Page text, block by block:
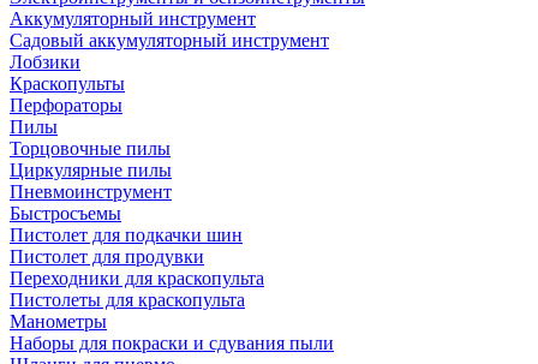
Аккумуляторный инструмент
Садовый аккумуляторный инструмент
Лобзики
Краскопульты
Перфораторы
Пилы
Торцовочные пилы
Циркулярные пилы
Пневмоинструмент
Быстросъемы
Пистолет для подкачки шин
Пистолет для продувки
Переходники для краскопульта
Пистолеты для краскопульта
Манометры
Наборы для покраски и сдувания пыли